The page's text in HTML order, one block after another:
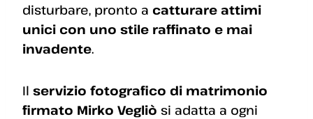
disturbare, pronto a catturare attimi
unici con uno stile raffinato e mai
invadente.
Il servizio fotografico di matrimonio
firmato Mirko Vegliò si adatta a ogni